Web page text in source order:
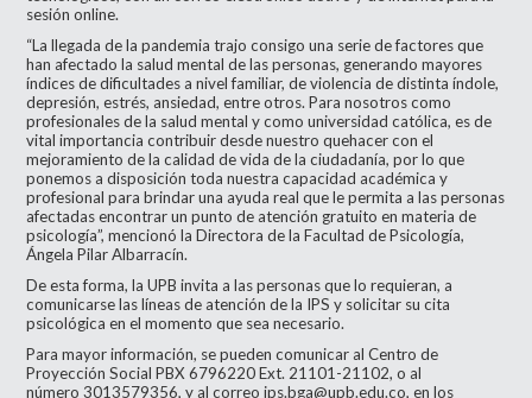
sesión online.
“La llegada de la pandemia trajo consigo una serie de factores que
han afectado la salud mental de las personas, generando mayores
índices de dificultades a nivel familiar, de violencia de distinta índole,
depresión, estrés, ansiedad, entre otros. Para nosotros como
profesionales de la salud mental y como universidad católica, es de
vital importancia contribuir desde nuestro quehacer con el
mejoramiento de la calidad de vida de la ciudadanía, por lo que
ponemos a disposición toda nuestra capacidad académica y
profesional para brindar una ayuda real que le permita a las personas
afectadas encontrar un punto de atención gratuito en materia de
psicología”, mencionó la Directora de la Facultad de Psicología,
Ángela Pilar Albarracín.
De esta forma, la UPB invita a las personas que lo requieran, a
comunicarse las líneas de atención de la IPS y solicitar su cita
psicológica en el momento que sea necesario.
Para mayor información, se pueden comunicar al Centro de
Proyección Social PBX 6796220 Ext. 21101-21102, o al
número 3013579356, y al correoips.bga@upb.edu.co, en los